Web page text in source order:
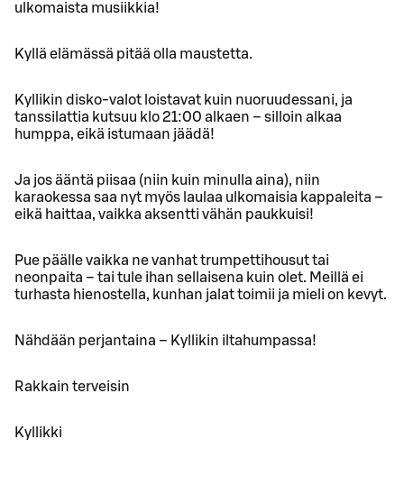
ulkomaista musiikkia!
Kyllä elämässä pitää olla maustetta.
Kyllikin disko-valot loistavat kuin nuoruudessani, ja
tanssilattia kutsuu klo 21:00 alkaen – silloin alkaa
humppa, eikä istumaan jäädä!
Ja jos ääntä piisaa (niin kuin minulla aina), niin
karaokessa saa nyt myös laulaa ulkomaisia kappaleita –
eikä haittaa, vaikka aksentti vähän paukkuisi!
Pue päälle vaikka ne vanhat trumpettihousut tai
neonpaita – tai tule ihan sellaisena kuin olet. Meillä ei
turhasta hienostella, kunhan jalat toimii ja mieli on kevyt.
Nähdään perjantaina – Kyllikin iltahumpassa!
Rakkain terveisin
Kyllikki